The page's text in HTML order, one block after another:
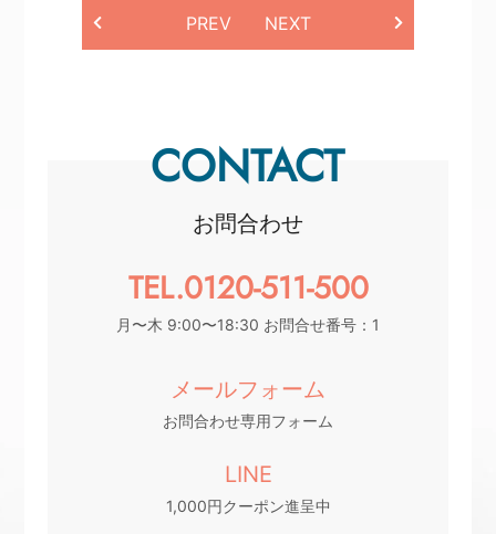
PREV NEXT
CONTACT
お問合わせ
TEL.0120-511-500
月〜木 9:00〜18:30 お問合せ番号：1
メールフォーム
お問合わせ専用フォーム
LINE
1,000円クーポン進呈中